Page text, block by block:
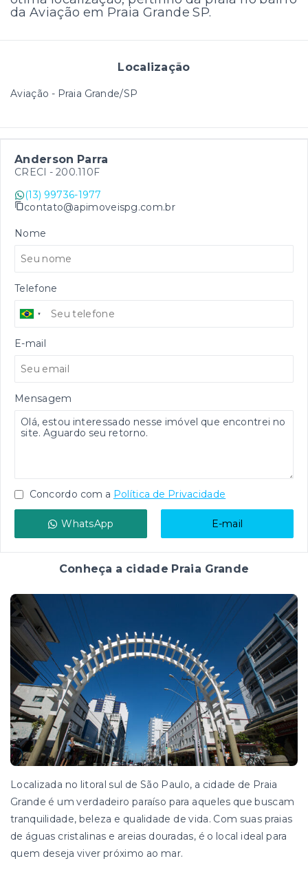
da Aviação em Praia Grande SP.
Localização
Aviação - Praia Grande/SP
Anderson Parra
CRECI - 200.110F
(13) 99736-1977
contato@apimoveispg.com.br
Nome
Telefone
E-mail
Mensagem
Concordo com a Política de Privacidade
WhatsApp E-mail
Conheça a cidade Praia Grande
Localizada no litoral sul de São Paulo, a cidade de Praia
Grande é um verdadeiro paraíso para aqueles que buscam
tranquilidade, beleza e qualidade de vida. Com suas praias
de águas cristalinas e areias douradas, é o local ideal para
quem deseja viver próximo ao mar.